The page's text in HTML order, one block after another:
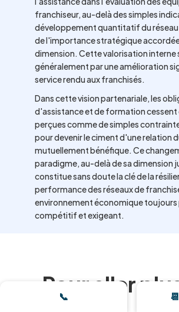
franchiseur, au-delà des simples
développement quantitatif du
de l'importance stratégique
dimension. Cette valorisation interne
généralement par une amélioration
service rendu aux franchisés.
Dans cette vision partenariale, les
d'assistance et de formation
perçues comme de simples
pour devenir le ciment d'une relation
mutuellement bénéfique. Ce
paradigme, au-delà de sa dimension
constitue sans doute la clé de la
performance des réseaux de
environnement économique toujours
compétitif et exigeant.
Pour aller
📞